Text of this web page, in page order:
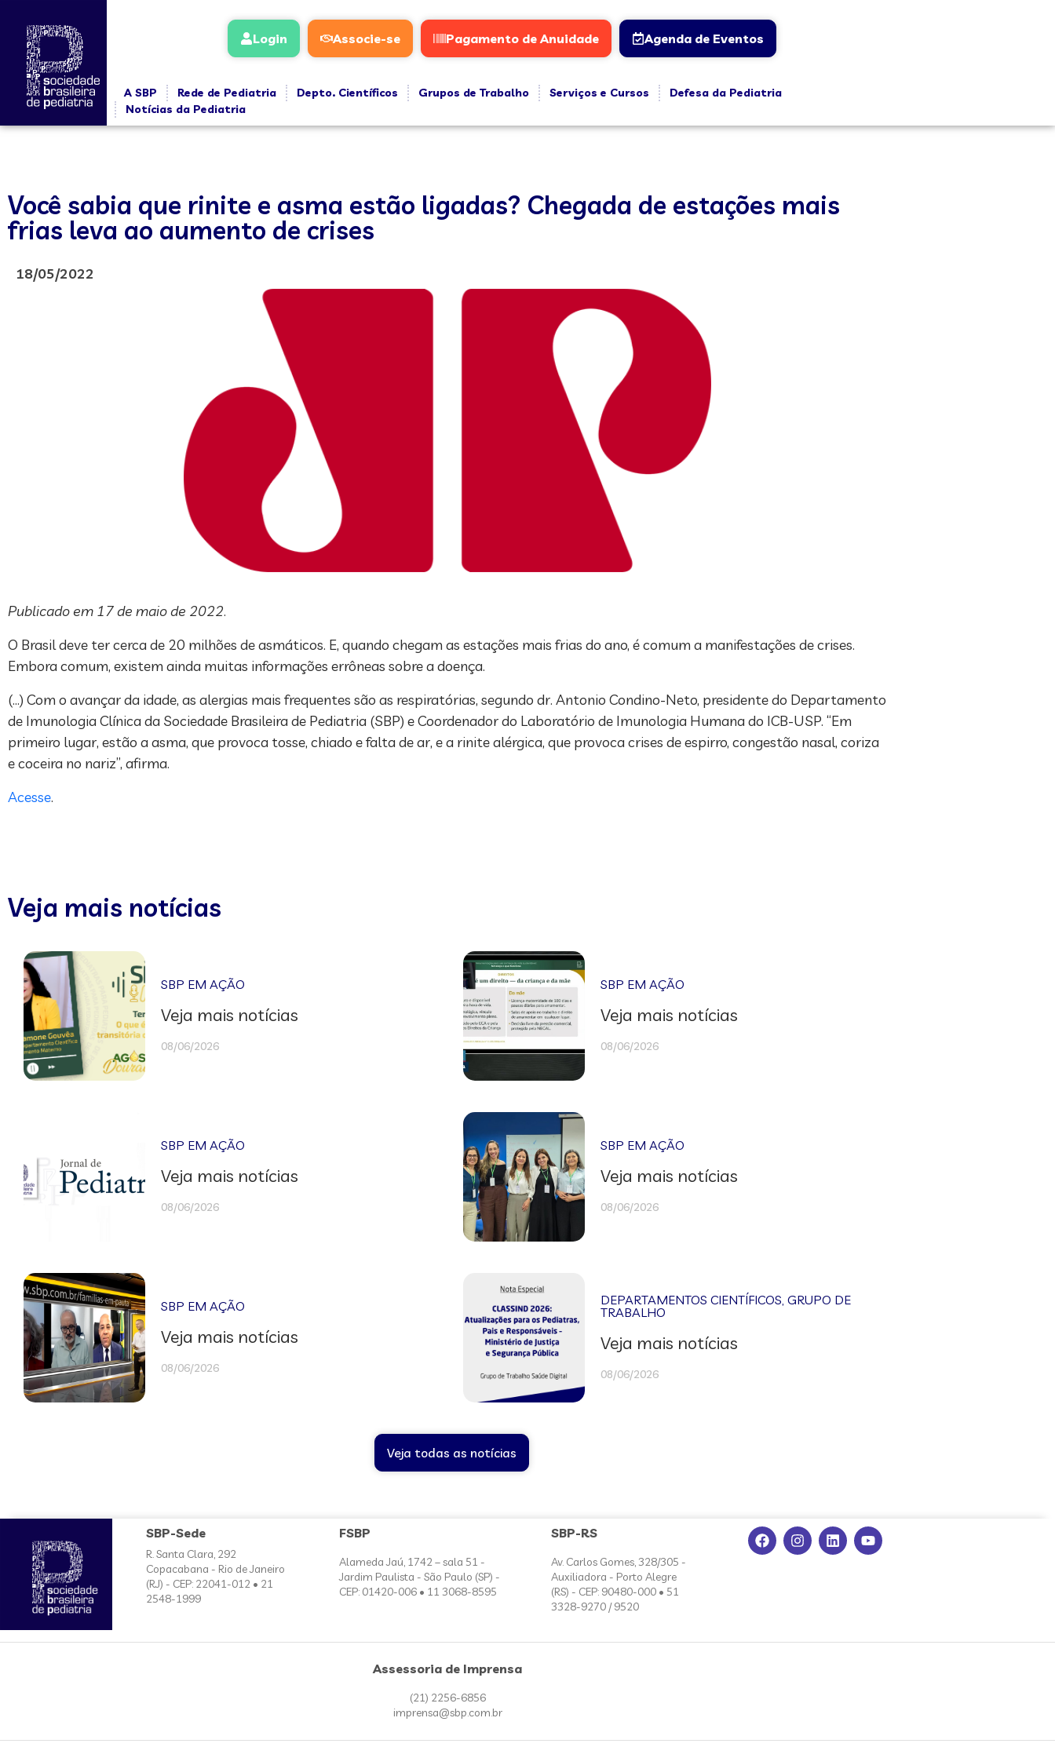
Login Associe-se Pagamento de Anuidade Agenda de Eventos
A SBP Rede de Pediatria Depto. Científicos Grupos de Trabalho Serviços e Cursos
Defesa da Pediatria
Notícias da Pediatria
Você sabia que rinite e asma estão ligadas? Chegada de estações mais
frias leva ao aumento de crises
18/05/2022
Publicado em 17 de maio de 2022.
O Brasil deve ter cerca de 20 milhões de asmáticos. E, quando chegam as estações mais frias do ano, é comum a manifestações de crises.
Embora comum, existem ainda muitas informações errôneas sobre a doença.
(…) Com o avançar da idade, as alergias mais frequentes são as respiratórias, segundo dr. Antonio Condino-Neto, presidente do Departamento
de Imunologia Clínica da Sociedade Brasileira de Pediatria (SBP) e Coordenador do Laboratório de Imunologia Humana do ICB-USP. “Em
primeiro lugar, estão a asma, que provoca tosse, chiado e falta de ar, e a rinite alérgica, que provoca crises de espirro, congestão nasal, coriza
e coceira no nariz”, afirma.
Acesse.
Veja mais notícias
SBP EM AÇÃO
Veja mais notícias
08/06/2026
SBP EM AÇÃO
Veja mais notícias
08/06/2026
SBP EM AÇÃO
Veja mais notícias
08/06/2026
SBP EM AÇÃO
Veja mais notícias
08/06/2026
SBP EM AÇÃO
Veja mais notícias
08/06/2026
DEPARTAMENTOS CIENTÍFICOS ,GRUPO DE
TRABALHO
Veja mais notícias
08/06/2026
Veja todas as notícias
SBP-Sede
R. Santa Clara, 292
Copacabana - Rio de Janeiro
(RJ) - CEP: 22041-012 • 21
2548-1999
FSBP
Alameda Jaú, 1742 – sala 51 -
Jardim Paulista - São Paulo (SP) -
CEP: 01420-006 • 11 3068-8595
SBP-RS
Av. Carlos Gomes, 328/305 -
Auxiliadora - Porto Alegre
(RS) - CEP: 90480-000 • 51
3328-9270 / 9520
Assessoria de Imprensa
(21) 2256-6856
imprensa@sbp.com.br